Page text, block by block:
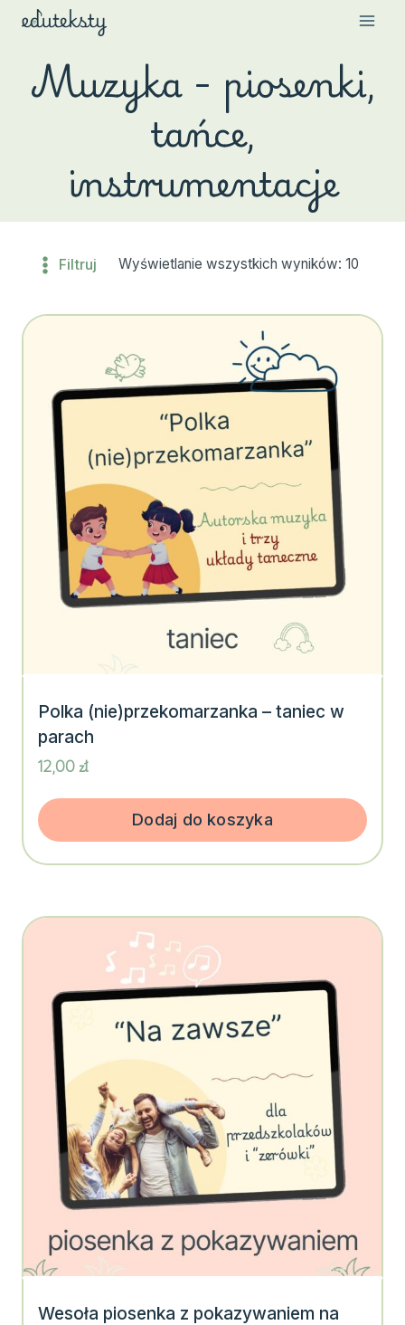
Przejdź
Muzyka - piosenki,
tańce,
instrumentacje
Filtruj Wyświetlanie wszystkich wyników: 10
Polka (nie)przekomarzanka – taniec w
parach
12,00zł
Dodaj do koszyka
Wesoła piosenka z pokazywaniem na